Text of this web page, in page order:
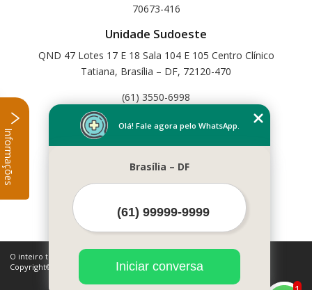
70673-416
Unidade Sudoeste
QND 47 Lotes 17 E 18 Sala 104 E 105 Centro Clínico
Tatiana, Brasília – DF, 72120-470
(61) 3550-6998
Home
Serviços
Contato
Mais Serviços
O inteiro teor deste site está sujeito à proteção de direitos autorais.
Copyright© Cetfisio (Lei 9610 de 19/02/1998)
Olá! Fale agora pelo WhatsApp.
Brasília – DF
Iniciar conversa
Informações